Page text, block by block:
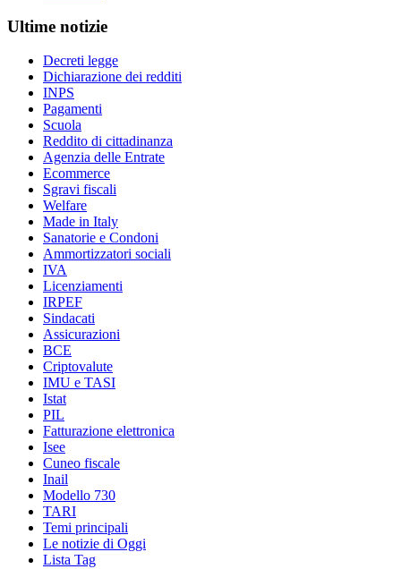
Ultime notizie
Decreti legge
Dichiarazione dei redditi
INPS
Pagamenti
Scuola
Reddito di cittadinanza
Agenzia delle Entrate
Ecommerce
Sgravi fiscali
Welfare
Made in Italy
Sanatorie e Condoni
Ammortizzatori sociali
IVA
Licenziamenti
IRPEF
Sindacati
Assicurazioni
BCE
Criptovalute
IMU e TASI
Istat
PIL
Fatturazione elettronica
Isee
Cuneo fiscale
Inail
Modello 730
TARI
Temi principali
Le notizie di Oggi
Lista Tag